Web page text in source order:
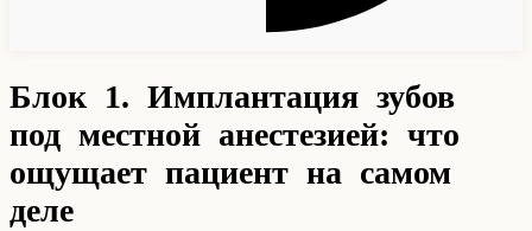
Блок 1. Имплантация зубов
под местной анестезией: что
ощущает пациент на самом
деле